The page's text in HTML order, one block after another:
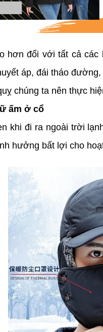
hơn đối với tất cả
áp, đái tháo
chúng ta nên thực
ấm ở cổ
khi đi ra ngoài trời
hưởng bất lợi cho